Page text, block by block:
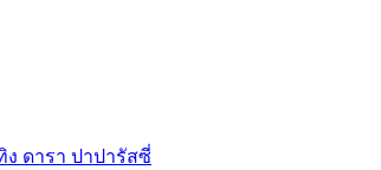
ง ดารา ปาปารัสซี่